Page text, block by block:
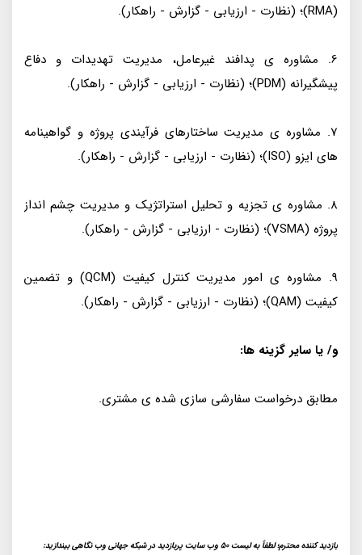
(RMA)؛ (نظارت - ارزیابی - گزارش - راهکار).
6. مشاوره ی پدافند غیرعامل، مدیریت تهدیدات و دفاع
پیشگیرانه (PDM)؛ (نظارت - ارزیابی - گزارش - راهکار).
7. مشاوره ی مدیریت ساختارهای فرآیندی پروژه و گواهینامه
های ایزو (ISO)؛ (نظارت - ارزیابی - گزارش - راهکار).
8. مشاوره ی تجزیه و تحلیل استراتژیک و مدیریت چشم انداز
پروژه (VSMA)؛ (نظارت - ارزیابی - گزارش - راهکار).
9. مشاوره ی امور مدیریت کنترل کیفیت (QCM) و تضمین
کیفیت (QAM)؛ (نظارت - ارزیابی - گزارش - راهکار).
و/ یا سایر گزینه ها:
مطابق درخواست سفارشی سازی شده ی مشتری.
بازدید کننده محترم؛ لطفاً به لیست 50 وب سایت پربازدید در شبکه جهانی وب نگاهی بیندازید: